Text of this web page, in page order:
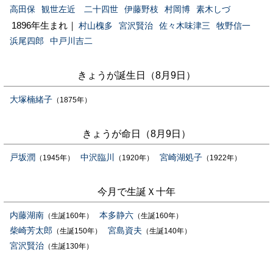
高田保
観世左近 二十四世 伊藤野枝 村岡博 素木しづ
1896年生まれ｜ 村山槐多 宮沢賢治 佐々木味津三
牧野信一
浜尾四郎
中戸川吉二
きょうが誕生日（8月9日）
大塚楠緒子 （1875年）
きょうが命日（8月9日）
戸坂潤 （1945年） 中沢臨川 （1920年） 宮崎湖処子 （1922年）
今月で生誕Ｘ十年
内藤湖南 （生誕160年） 本多静六 （生誕160年）
柴崎芳太郎 （生誕150年） 宮島資夫 （生誕140年）
宮沢賢治 （生誕130年）